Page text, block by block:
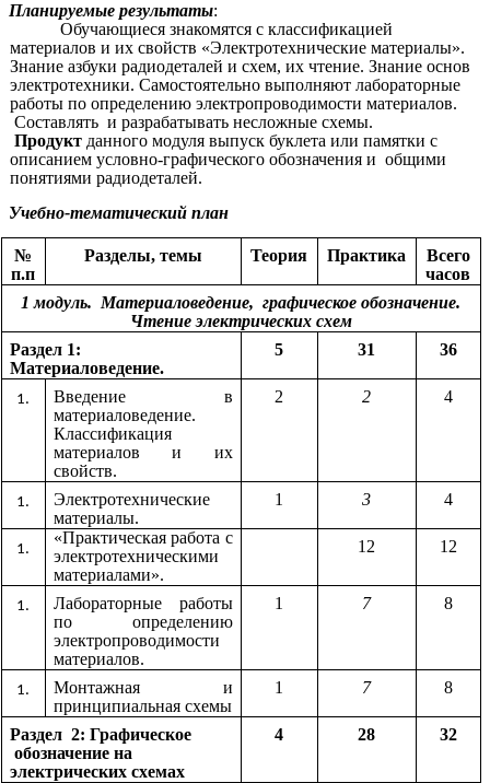
Планируемые результаты:
Обучающиеся знакомятся с классификацией
материалов и их свойств «Электротехнические материалы».
Знание азбуки радиодеталей и схем, их чтение. Знание основ
электротехники. Самостоятельно выполняют лабораторные
работы по определению электропроводимости материалов.
Составлять и разрабатывать несложные схемы.
Продукт данного модуля выпуск буклета или памятки с
описанием условно-графического обозначения и общими
понятиями радиодеталей.
Учебно-тематический план
№
п.п
Разделы, темы Теория Практика
Всего
часов
1 модуль. Материаловедение, графическое обозначение.
Чтение электрических схем
Раздел 1:
Материаловедение.
5 31 36
Введение в
материаловедение.
Классификация
материалов и их
свойств.
2 2 4
Электротехнические
материалы.
1 3 4
«Практическая работа с
электротехническими
материалами».
12 12
Лабораторные работы
по определению
электропроводимости
материалов.
1 7 8
Монтажная и
принципиальная схемы
1 7 8
Раздел 2: Графическое
обозначение на
электрических схемах
4 28 32